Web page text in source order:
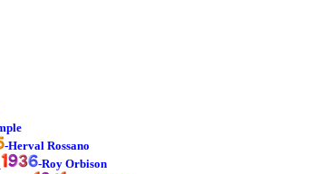
-Herval Rossano
-Roy Orbison